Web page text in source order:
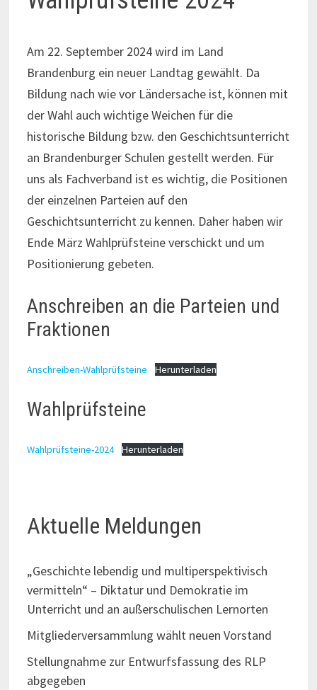
Am 22. September 2024 wird im Land
Brandenburg ein neuer Landtag gewählt. Da
Bildung nach wie vor Ländersache ist, können mit
der Wahl auch wichtige Weichen für die
historische Bildung bzw. den Geschichtsunterricht
an Brandenburger Schulen gestellt werden. Für
uns als Fachverband ist es wichtig, die Positionen
der einzelnen Parteien auf den
Geschichtsunterricht zu kennen. Daher haben wir
Ende März Wahlprüfsteine verschickt und um
Positionierung gebeten.
Anschreiben an die Parteien und
Fraktionen
Anschreiben-Wahlprüfsteine Herunterladen
Wahlprüfsteine
Wahlprüfsteine-2024 Herunterladen
Aktuelle Meldungen
„Geschichte lebendig und multiperspektivisch
vermitteln“ – Diktatur und Demokratie im
Unterricht und an außerschulischen Lernorten
Mitgliederversammlung wählt neuen Vorstand
Stellungnahme zur Entwurfsfassung des RLP
abgegeben